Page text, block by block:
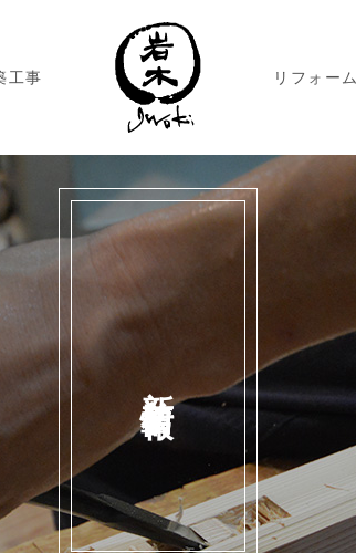
工事 リフォーム